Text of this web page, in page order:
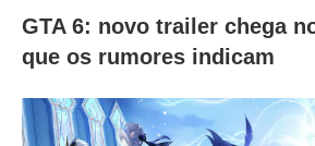
GTA 6: novo trailer chega
que os rumores indicam